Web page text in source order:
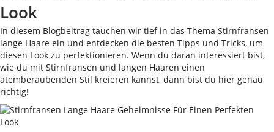
Look
In diesem Blogbeitrag tauchen wir tief in das Thema Stirnfransen
lange Haare ein und entdecken die besten Tipps und Tricks, um
diesen Look zu perfektionieren. Wenn du daran interessiert bist,
wie du mit Stirnfransen und langen Haaren einen
atemberaubenden Stil kreieren kannst, dann bist du hier genau
richtig!